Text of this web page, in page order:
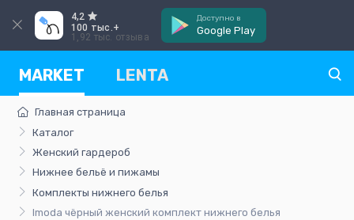
4,2
100 тыс.+
1,92 тыс. отзыва
Доступно в
Google Play
MARKET LENTA
Главная страница
Каталог
Женский гардероб
Нижнее бельё и пижамы
Комплекты нижнего белья
Imoda чёрный женский комплект нижнего белья